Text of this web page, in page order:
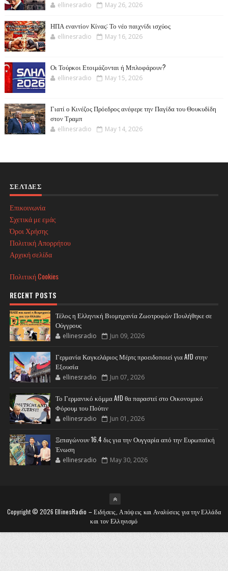
ellinesradio May 26, 2026
ΗΠΑ εναντίον Κίνας: Το νέο παιχνίδι ισχύος
ellinesradio May 16, 2026
Οι Τούρκοι Ετοιμάζονται ή Μπλοφάρουν?
ellinesradio May 15, 2026
Γιατί ο Κινέζος Πρόεδρος ανέφερε την Παγίδα του Θουκυδίδη
στον Τραμπ
ellinesradio May 14, 2026
ΣΕΛΊΔΕΣ
Επικοινωνία
Σχετικά με εμάς
Όροι Χρήσης
Πολιτική Απορρήτου
Αρχική σελίδα
Πολιτική Cookies
RECENT POSTS
Τέλος η Ελληνική Βιομηχανία Ζωοτροφών Πουλήθηκε σε
Ούγγρους
ellinesradio Jun 09, 2026
Γερμανία Καγκελάριος Μέρτς προειδοποιεί για AfD στην
Εξουσία
ellinesradio Jun 07, 2026
Το Γερμανικό κόμμα AfD θα παραστεί στο Οικονομικό
Φόρουμ του Πούτιν
ellinesradio Jun 01, 2026
Ξεπαγώνουν 16.4 δις για την Ουγγαρία από την Ευρωπαϊκή
Ένωση
ellinesradio May 30, 2026
Copyright © 2026 EllinesRadio – Ειδήσεις, Απόψεις και Αναλύσεις για την Ελλάδα
και τον Ελληνισμό